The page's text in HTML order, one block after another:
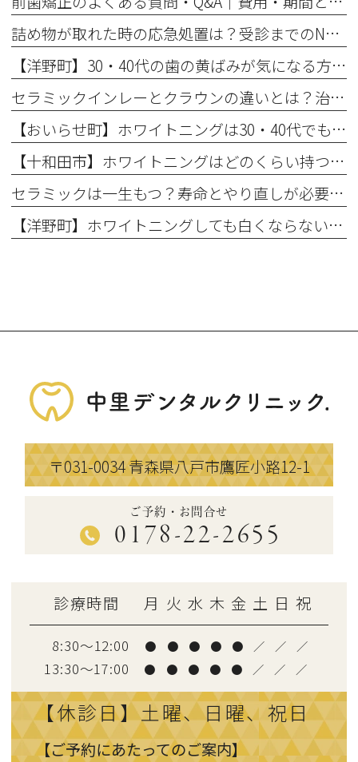
詰め物が取れた時の応急処置は？受診までのNG行動と放置リスク
【洋野町】30・40代の歯の黄ばみが気になる方へ｜ホワイトニングで変わる歯と印象
セラミックインレーとクラウンの違いとは？治療範囲別に適した選択肢を解説
【おいらせ町】ホワイトニングは30・40代でも効果ある？年代別の特徴と始める前に知っておきたいこと
【十和田市】ホワイトニングはどのくらい持つ？持続期間と長持ちさせるコツ
セラミックは一生もつ？寿命とやり直しが必要になるケース
【洋野町】ホワイトニングしても白くならない理由とは？効果が出にくい人の特徴
〒031-0034青森県八戸市鷹匠小路12-1
ご予約・お問合せ
0178-22-2655
診療時間 月 火 水 木 金 土 日 祝
8:30～12:00 ● ● ● ● ● ／ ／ ／
13:30〜17:00 ● ● ● ● ● ／ ／ ／
【休診日】土曜、日曜、祝日
【ご予約にあたってのご案内】